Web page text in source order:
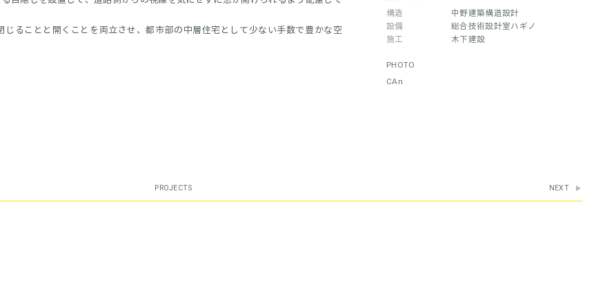
ることと開くことを両立させ、都市部の中層住宅として少ない手数で豊かな空
構造
設備
施工
中野建築構造設計
総合技術設計室ハギノ
木下建設
PHOTO
CAn
PROJECTS NEXT